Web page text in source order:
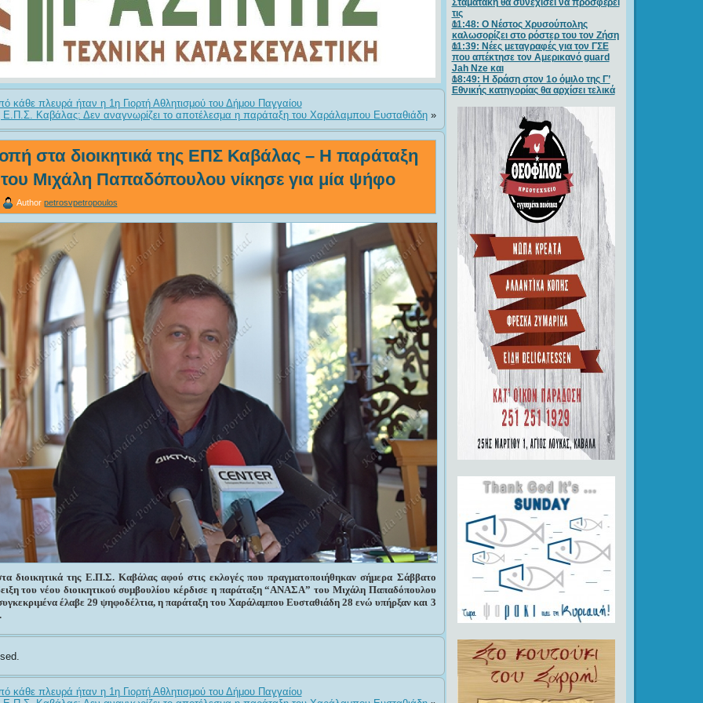
κάθε πλευρά ήταν η 1η Γιορτή Αθλητισμού του Δήμου Παγγαίου
Ε.Π.Σ. Καβάλας: Δεν αναγνωρίζει το αποτέλεσμα η παράταξη του Χαράλαμπου Ευσταθιάδη»
στα διοικητικά της ΕΠΣ Καβάλας – Η παράταξη
Μιχάλη Παπαδόπουλου νίκησε για μία ψήφο
Author petrosvpetropoulos
διοικητικά της Ε.Π.Σ. Καβάλας αφού στις εκλογές που πραγματοποιήθηκαν σήμερα Σάββατο
του νέου διοικητικού συμβουλίου κέρδισε η παράταξη “ΑΝΑΣΑ” του Μιχάλη Παπαδόπουλου
έλαβε 29 ψηφοδέλτια, η παράταξη του Χαράλαμπου Ευσταθιάδη 28 ενώ υπήρξαν και 3
κάθε πλευρά ήταν η 1η Γιορτή Αθλητισμού του Δήμου Παγγαίου
Σταματάκη θα συνεχίσει να προσφέρει
τις
11:48: Ο Νέστος Χρυσούπολης
καλωσορίζει στο ρόστερ του τον Ζήση
11:39: Νέες μεταγραφές για τον ΓΣE
που απέκτησε τον Αμερικανό guard
Jah Nze και
18:49: Η δράση στον 1ο όμιλο της Γ’
Εθνικής κατηγορίας θα αρχίσει τελικά